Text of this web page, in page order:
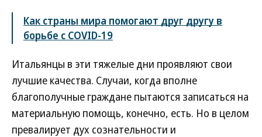
Как страны мира помогают друг другу в
борьбе с COVID-19
Итальянцы в эти тяжелые дни проявляют свои
лучшие качества. Случаи, когда вполне
благополучные граждане пытаются записаться на
материальную помощь, конечно, есть. Но в целом
превалирует дух сознательности и